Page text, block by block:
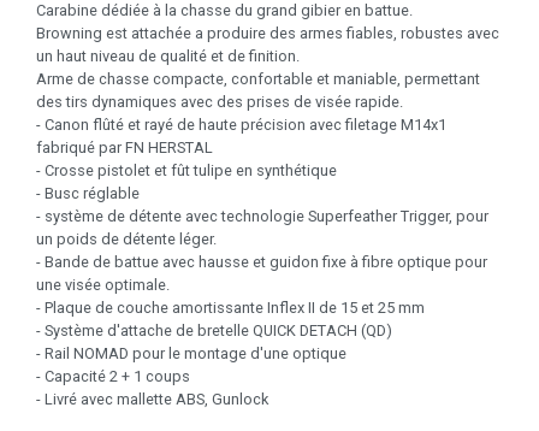
Carabine dédiée à la chasse du grand gibier en battue.
Browning est attachée a produire des armes fiables, robustes avec
un haut niveau de qualité et de finition.
Arme de chasse compacte, confortable et maniable, permettant
des tirs dynamiques avec des prises de visée rapide.
- Canon flûté et rayé de haute précision avec filetage M14x1
fabriqué par FN HERSTAL
- Crosse pistolet et fût tulipe en synthétique
- Busc réglable
- système de détente avec technologie Superfeather Trigger, pour
un poids de détente léger.
- Bande de battue avec hausse et guidon fixe à fibre optique pour
une visée optimale.
- Plaque de couche amortissante Inflex II de 15 et 25 mm
- Système d'attache de bretelle QUICK DETACH (QD)
- Rail NOMAD pour le montage d'une optique
- Capacité 2 + 1 coups
- Livré avec mallette ABS, Gunlock